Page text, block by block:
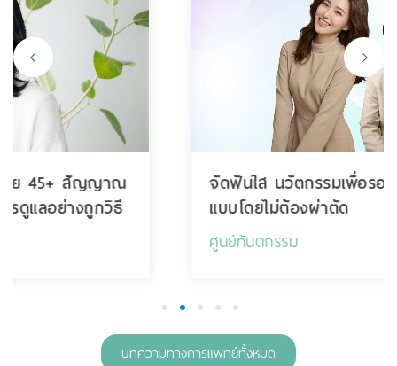
จัดฟันใส นวัตกรรมเพื่อรอยยิ้มที่สมบูรณ์
แบบโดยไม่ต้องผ่าตัด
1 2 3 4 5
บทความทางการแพทย์ทั้งหมด